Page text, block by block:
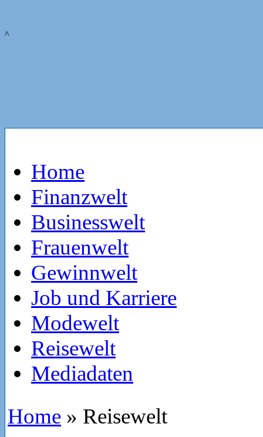
^
Home
Finanzwelt
Businesswelt
Frauenwelt
Gewinnwelt
Job und Karriere
Modewelt
Reisewelt
Mediadaten
Home » Reisewelt